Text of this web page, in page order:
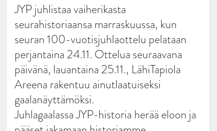
JYP juhlistaa vaiherikasta
seurahistoriaansa marraskuussa, kun
seuran 100-vuotisjuhlaottelu pelataan
perjantaina 24.11. Ottelua seuraavana
päivänä, lauantaina 25.11., LähiTapiola
Areena rakentuu ainutlaatuiseksi
gaalanäyttämöksi.
Juhlagaalassa JYP-historia herää eloon ja